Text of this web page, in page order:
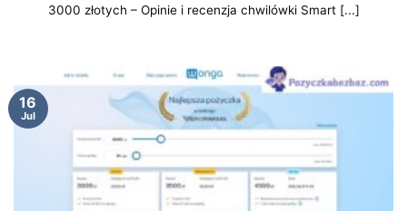
3000 złotych – Opinie i recenzja chwilówki Smart [...]
16
Jul